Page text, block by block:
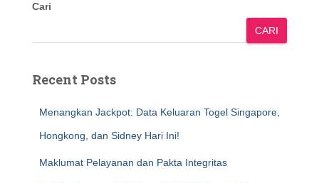
Cari
CARI
Recent Posts
Menangkan Jackpot: Data Keluaran Togel Singapore,
Hongkong, dan Sidney Hari Ini!
Maklumat Pelayanan dan Pakta Integritas